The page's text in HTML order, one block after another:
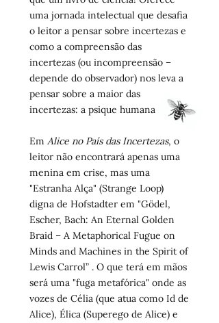
uma jornada intelectual que desafia
o leitor a pensar sobre incertezas e
como a compreensão das
incertezas (ou incompreensão –
depende do observador) nos leva a
pensar sobre a maior das
incertezas: a psique humana.
Em Alice no País das Incertezas, o
leitor não encontrará apenas uma
menina em crise, mas uma
"Estranha Alça" (Strange Loop)
digna de Hofstadter em "Gödel,
Escher, Bach: An Eternal Golden
Braid – A Metaphorical Fugue on
Minds and Machines in the Spirit of
Lewis Carrol” . O que terá em mãos
será uma "fuga metafórica" onde as
vozes de Célia (que atua como Id de
Alice), Élica (Superego de Alice) e